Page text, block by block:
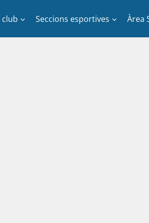
club Seccions esportives Àrea